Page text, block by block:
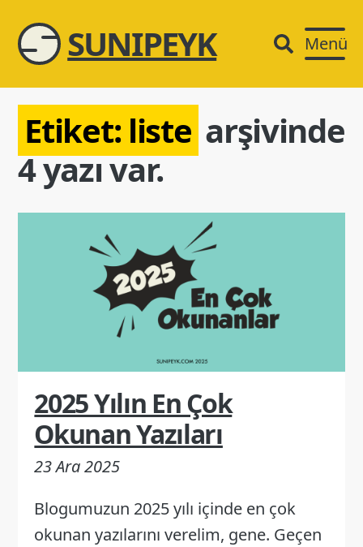
SUNIPEYK Menü
Etiket: liste arşivinde
4 yazı var.
2025 Yılın En Çok
Okunan Yazıları
23 Ara 2025
Blogumuzun 2025 yılı içinde en çok
okunan yazılarını verelim, gene. Geçen